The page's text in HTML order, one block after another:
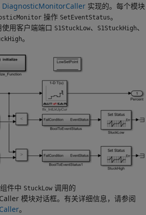
DiagnosticMonitorCaller 实现的。每个模块
操作 SetEventStatus。
使用客户端端口 S1StuckLow、 S1StuckHigh、
。
件中 StuckLow 调用的
模块对话框。有关详细信息，请参阅
。